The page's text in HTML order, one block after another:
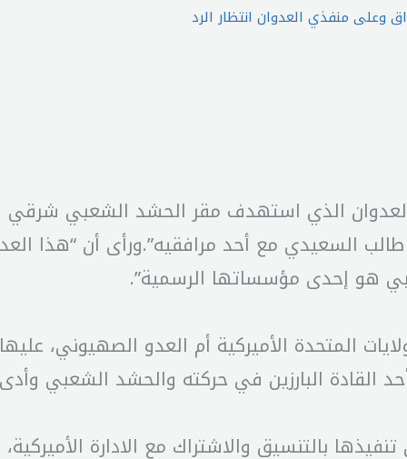
وعلى منفذي العدوان انتظار الرد
الذي استهدف مقر الحشد الشعبي شرقي
السعيدي مع أحد مرافقيه”.ورأى أن “هذا
هو إحدى مؤسساتها الرسمية”.
المتحدة الأميركية أم العدو الصهيوني،
القادة البارزين في حركته والحشد الشعبي
بالتنسيق والاشتراك مع الادارة